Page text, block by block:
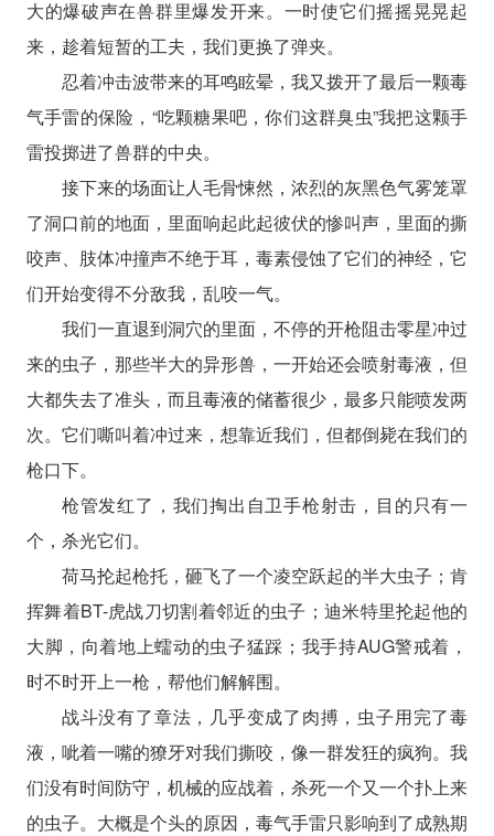
大的爆破声在兽群里爆发开来。一时使它们摇摇晃晃起
来，趁着短暂的工夫，我们更换了弹夹。
忍着冲击波带来的耳鸣眩晕，我又拨开了最后一颗毒
气手雷的保险，“吃颗糖果吧，你们这群臭虫”我把这颗手
雷投掷进了兽群的中央。
接下来的场面让人毛骨悚然，浓烈的灰黑色气雾笼罩
了洞口前的地面，里面响起此起彼伏的惨叫声，里面的撕
咬声、肢体冲撞声不绝于耳，毒素侵蚀了它们的神经，它
们开始变得不分敌我，乱咬一气。
我们一直退到洞穴的里面，不停的开枪阻击零星冲过
来的虫子，那些半大的异形兽，一开始还会喷射毒液，但
大都失去了准头，而且毒液的储蓄很少，最多只能喷发两
次。它们嘶叫着冲过来，想靠近我们，但都倒毙在我们的
枪口下。
枪管发红了，我们掏出自卫手枪射击，目的只有一
个，杀光它们。
荷马抡起枪托，砸飞了一个凌空跃起的半大虫子；肯
挥舞着BT-虎战刀切割着邻近的虫子；迪米特里抡起他的
大脚，向着地上蠕动的虫子猛踩；我手持AUG警戒着，
时不时开上一枪，帮他们解解围。
战斗没有了章法，几乎变成了肉搏，虫子用完了毒
液，呲着一嘴的獠牙对我们撕咬，像一群发狂的疯狗。我
们没有时间防守，机械的应战着，杀死一个又一个扑上来
的虫子。大概是个头的原因，毒气手雷只影响到了成熟期